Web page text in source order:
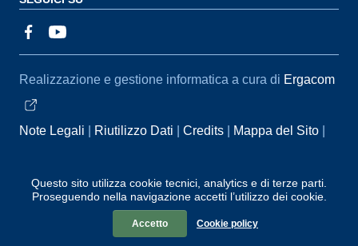
Questo sito utilizza cookie tecnici, analytics e di terze parti.
Proseguendo nella navigazione accetti l’utilizzo dei cookie.
Accetto Cookie policy
Sezione Link Utili
Realizzazione e gestione informatica a cura di Ergacom
Note Legali Riutilizzo Dati Credits
Mappa del Sito
Segnalazioni
Statistiche accessi
Dichiarazione di
Accessibilità